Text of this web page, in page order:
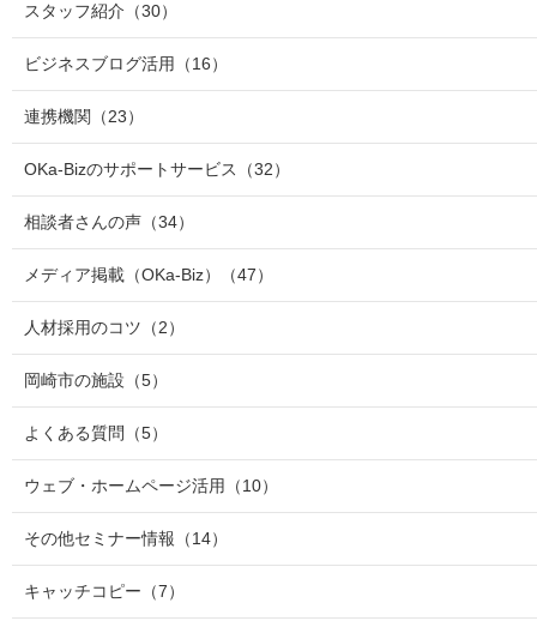
スタッフ紹介 （30）
ビジネスブログ活用 （16）
連携機関 （23）
OKa-Bizのサポートサービス （32）
相談者さんの声 （34）
メディア掲載（OKa-Biz） （47）
人材採用のコツ （2）
岡崎市の施設 （5）
よくある質問 （5）
ウェブ・ホームページ活用 （10）
その他セミナー情報 （14）
キャッチコピー （7）